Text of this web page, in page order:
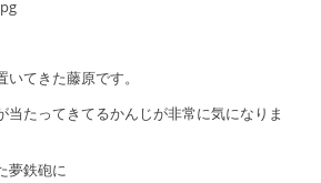
てきた藤原です。
当たってきてるかんじが非常に気になりま
夢鉄砲に